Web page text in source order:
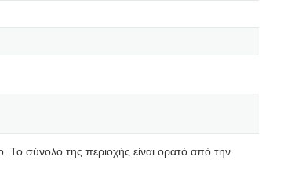
σύνολο της περιοχής είναι ορατό από την